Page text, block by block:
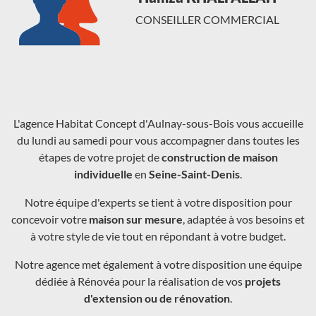
CONSEILLER COMMERCIAL
L'agence Habitat Concept d'Aulnay-sous-Bois vous accueille
du lundi au samedi pour vous accompagner dans toutes les
étapes de votre projet deconstruction de maison
individuelle en Seine-Saint-Denis.
Notre équipe d'experts se tient à votre disposition pour
concevoir votre maison sur mesure, adaptée à vos besoins et
à votre style de vie tout en répondant à votre budget.
Notre agence met également à votre disposition une équipe
dédiée à Rénovéa pour la réalisation de vos projets
d'extension ou de rénovation.